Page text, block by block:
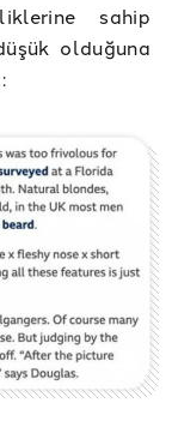
sahip
olduğuna